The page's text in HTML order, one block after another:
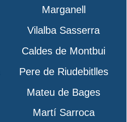
Marganell
Vilalba Sasserra
Caldes de Montbui
Pere de Riudebitlles
Mateu de Bages
Martí Sarroca